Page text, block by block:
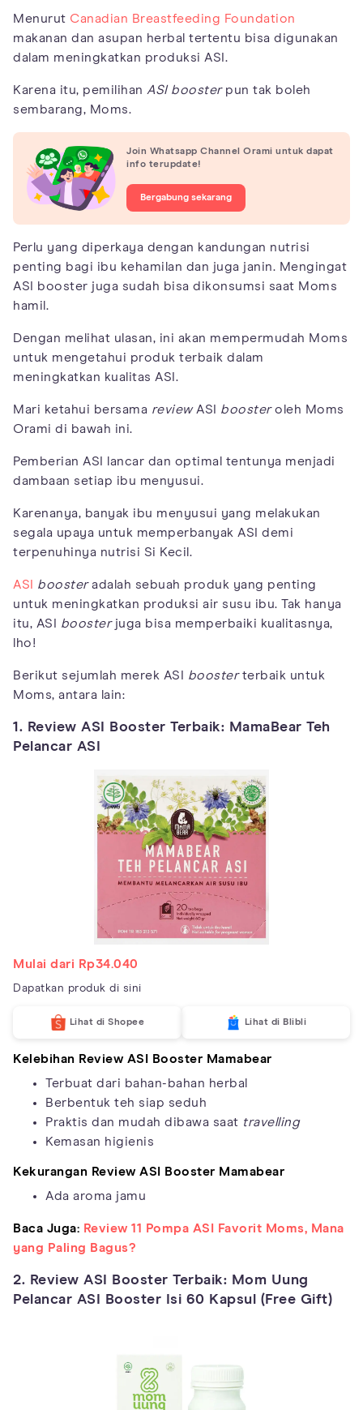
Menurut Canadian Breastfeeding Foundation
makanan dan asupan herbal tertentu bisa digunakan
dalam meningkatkan produksi ASI.
Karena itu, pemilihan ASI boosterpun tak boleh
sembarang, Moms.
Join Whatsapp Channel Orami untuk dapat
info terupdate!
Bergabung sekarang
Perlu yang diperkaya dengan kandungan nutrisi
penting bagi ibu kehamilan dan juga janin. Mengingat
ASI booster juga sudah bisa dikonsumsi saat Moms
hamil.
Dengan melihat ulasan, ini akan mempermudah Moms
untuk mengetahui produk terbaik dalam
meningkatkan kualitas ASI.
Mari ketahui bersama reviewASI boosteroleh Moms
Orami di bawah ini.
Pemberian ASI lancar dan optimal tentunya menjadi
dambaan setiap ibu menyusui.
Karenanya, banyak ibu menyusui yang melakukan
segala upaya untuk memperbanyak ASI demi
terpenuhinya nutrisi Si Kecil.
ASI boosteradalah sebuah produk yang penting
untuk meningkatkan produksi air susu ibu. Tak hanya
itu, ASI boosterjuga bisa memperbaiki kualitasnya,
lho!
Berikut sejumlah merek ASI boosterterbaik untuk
Moms, antara lain:
1. Review ASI Booster Terbaik: MamaBear Teh
Pelancar ASI
Mulai dari Rp34.040
Dapatkan produk di sini
Lihat di Shopee Lihat di Blibli
Kelebihan Review ASI Booster Mamabear
Terbuat dari bahan-bahan herbal
Berbentuk teh siap seduh
Praktis dan mudah dibawa saat travelling
Kemasan higienis
Kekurangan Review ASI Booster Mamabear
Ada aroma jamu
Baca Juga: Review 11 Pompa ASI Favorit Moms, Mana
yang Paling Bagus?
2. Review ASI Booster Terbaik: Mom Uung
Pelancar ASI Booster Isi 60 Kapsul (Free Gift)